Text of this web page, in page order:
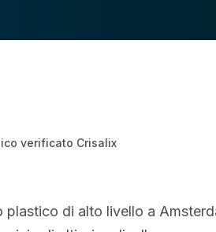
verificato Crisalix
plastico di alto livello a